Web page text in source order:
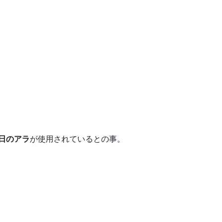
のアラが使用されているとの事。